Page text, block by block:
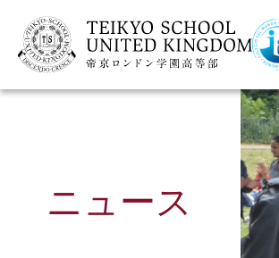
ニュース